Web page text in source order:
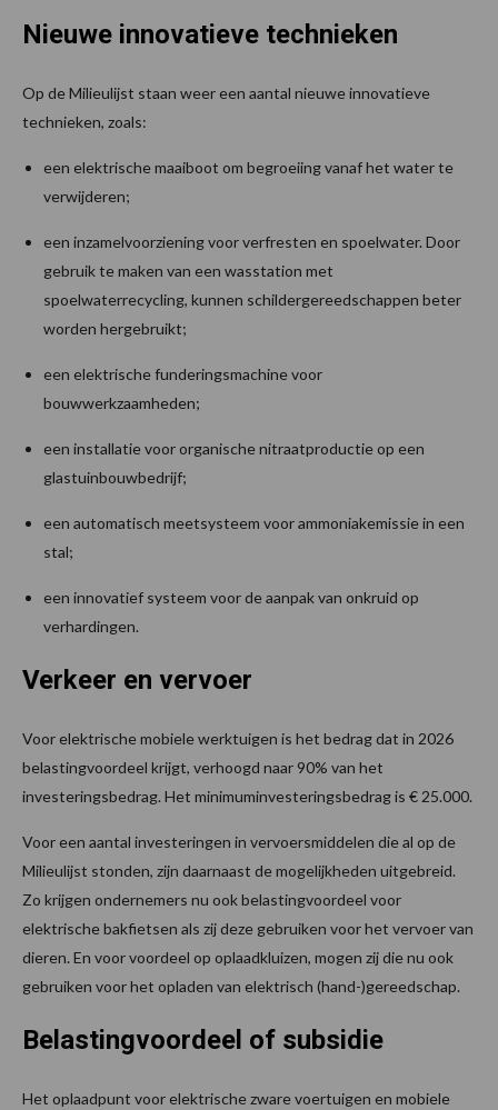
Nieuwe innovatieve technieken
Op de Milieulijst staan weer een aantal nieuwe innovatieve
technieken, zoals:
een elektrische maaiboot om begroeiing vanaf het water te
verwijderen;
een inzamelvoorziening voor verfresten en spoelwater. Door
gebruik te maken van een wasstation met
spoelwaterrecycling, kunnen schildergereedschappen beter
worden hergebruikt;
een elektrische funderingsmachine voor
bouwwerkzaamheden;
een installatie voor organische nitraatproductie op een
glastuinbouwbedrijf;
een automatisch meetsysteem voor ammoniakemissie in een
stal;
een innovatief systeem voor de aanpak van onkruid op
verhardingen.
Verkeer en vervoer
Voor elektrische mobiele werktuigen is het bedrag dat in 2026
belastingvoordeel krijgt, verhoogd naar 90% van het
investeringsbedrag. Het minimuminvesteringsbedrag is € 25.000.
Voor een aantal investeringen in vervoersmiddelen die al op de
Milieulijst stonden, zijn daarnaast de mogelijkheden uitgebreid.
Zo krijgen ondernemers nu ook belastingvoordeel voor
elektrische bakfietsen als zij deze gebruiken voor het vervoer van
dieren. En voor voordeel op oplaadkluizen, mogen zij die nu ook
gebruiken voor het opladen van elektrisch (hand-)gereedschap.
Belastingvoordeel of subsidie
Het oplaadpunt voor elektrische zware voertuigen en mobiele